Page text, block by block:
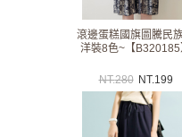
滾邊蛋糕國旗圖騰民
洋裝8色~【B320185
NT.280 NT.199